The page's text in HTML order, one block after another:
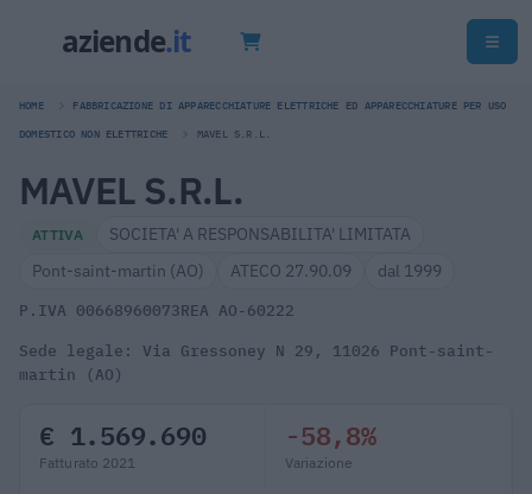
HOME FABBRICAZIONE DI APPARECCHIATURE ELETTRICHE ED APPARECCHIATURE PER USO
DOMESTICO NON ELETTRICHE MAVEL S.R.L.
MAVEL S.R.L.
ATTIVA
SOCIETA' A RESPONSABILITA' LIMITATA
Pont-saint-martin (AO)
ATECO 27.90.09 dal 1999
P.IVA 00668960073REA AO-60222
Sede legale: Via Gressoney N 29, 11026 Pont-saint-
martin (AO)
€ 1.569.690
Fatturato 2021
-58,8%
Variazione